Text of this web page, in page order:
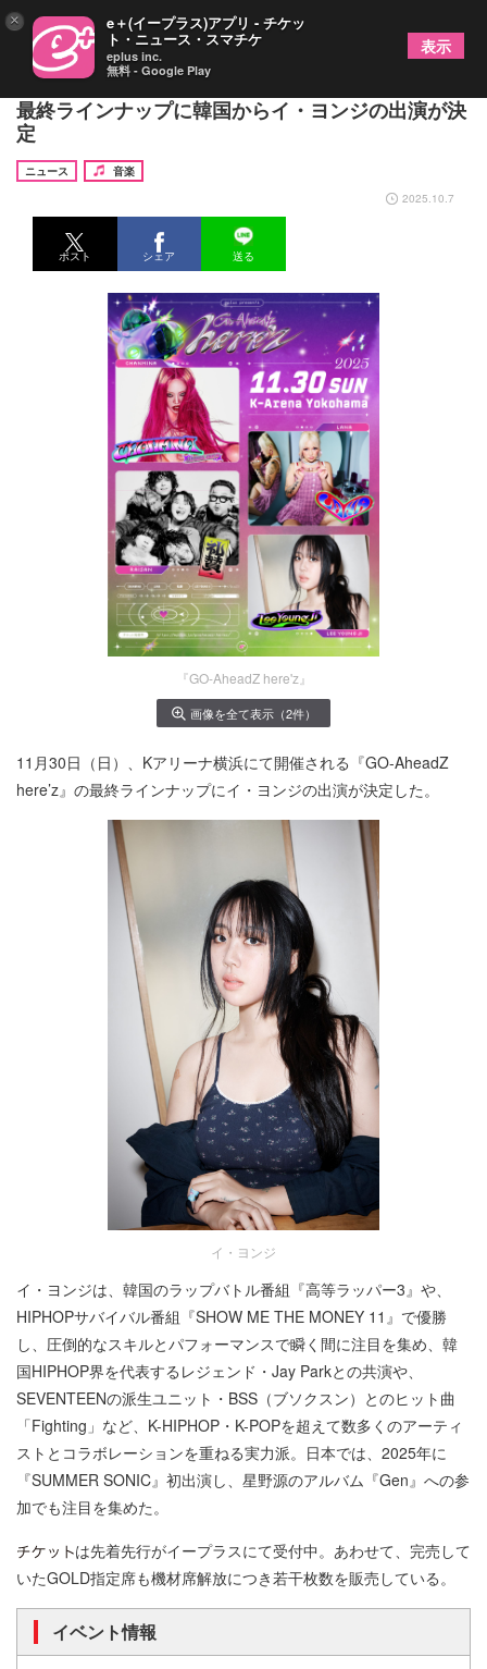
Kアリーナ横浜にて開催の『GO-AheadZ here’z』
最終ラインナップに韓国からイ・ヨンジの出演が決
定
ニュース
音楽
2025.10.7
ポスト シェア 送る
『GO-AheadZ here'z』
画像を全て表示（2件）
11月30日（日）、Kアリーナ横浜にて開催される『GO-AheadZ
here’z』の最終ラインナップにイ・ヨンジの出演が決定した。
イ・ヨンジ
イ・ヨンジは、韓国のラップバトル番組『高等ラッパー3』や、
HIPHOPサバイバル番組『SHOW ME THE MONEY 11』で優勝
し、圧倒的なスキルとパフォーマンスで瞬く間に注目を集め、韓
国HIPHOP界を代表するレジェンド・Jay Parkとの共演や、
SEVENTEENの派生ユニット・BSS（ブソクスン）とのヒット曲
「Fighting」など、K-HIPHOP・K-POPを超えて数多くのアーティ
ストとコラボレーションを重ねる実力派。日本では、2025年に
『SUMMER SONIC』初出演し、星野源のアルバム『Gen』への参
加でも注目を集めた。
は先着先行がイープラスにて受付中。あわせて、完売して
いたGOLD指定席も機材席解放につき若干枚数を販売している。
イベント情報
× e＋(イープラス)アプリ - チケッ
ト・ニュース・スマチケ
eplus inc.
無料 - Google Play
表示